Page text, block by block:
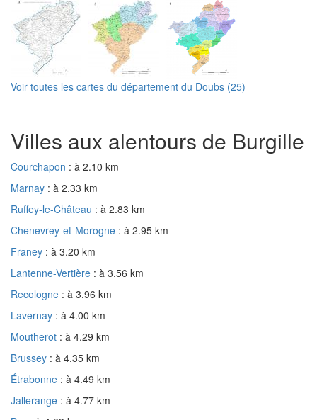
Voir toutes les cartes du département du Doubs (25)
Villes aux alentours de Burgille
Courchapon : à 2.10 km
Marnay : à 2.33 km
Ruffey-le-Château : à 2.83 km
Chenevrey-et-Morogne : à 2.95 km
Franey : à 3.20 km
Lantenne-Vertière : à 3.56 km
Recologne : à 3.96 km
Lavernay : à 4.00 km
Moutherot : à 4.29 km
Brussey : à 4.35 km
Étrabonne : à 4.49 km
Jallerange : à 4.77 km